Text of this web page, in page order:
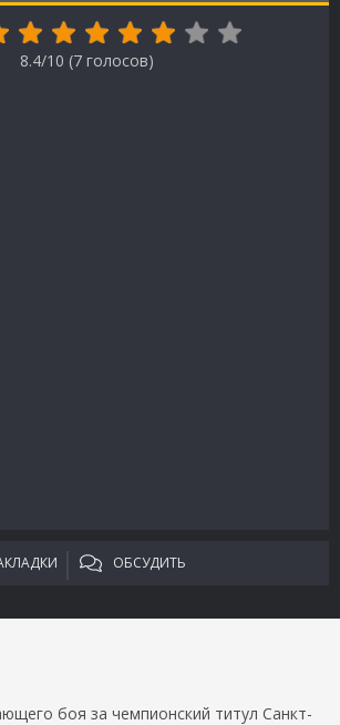
8.4/10 (7голосов)
ОБСУДИТЬ
боя за чемпионский титул Санкт-